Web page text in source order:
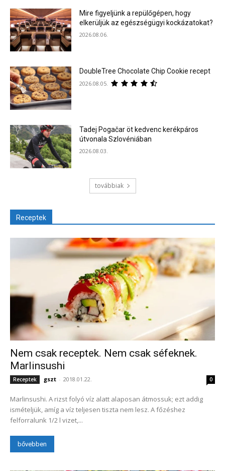
Mire figyeljünk a repülőgépen, hogy
elkerüljük az egészségügyi kockázatokat?
2026.08.06.
DoubleTree Chocolate Chip Cookie recept
2026.08.05.
Tadej Pogačar öt kedvenc kerékpáros
útvonala Szlovéniában
2026.08.03.
továbbiak
Receptek
Nem csak receptek. Nem csak séfeknek.
Marlinsushi
Receptek gszt - 2018.01.22. 0
Marlinsushi. A rizst folyó víz alatt alaposan átmossuk; ezt addig
ismételjük, amíg a víz teljesen tiszta nem lesz. A főzéshez
felforralunk 1/2 l vizet,...
bővebben